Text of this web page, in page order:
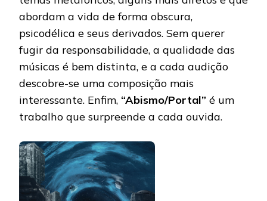
abordam a vida de forma obscura,
psicodélica e seus derivados. Sem querer
fugir da responsabilidade, a qualidade das
músicas é bem distinta, e a cada audição
descobre-se uma composição mais
interessante. Enfim, “Abismo/Portal” é um
trabalho que surpreende a cada ouvida.